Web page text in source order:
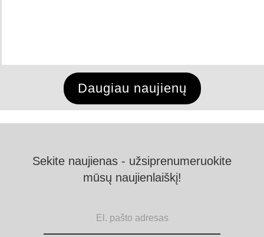
Daugiau naujienų
Sekite naujienas - užsiprenumeruokite
mūsų naujienlaiškį!